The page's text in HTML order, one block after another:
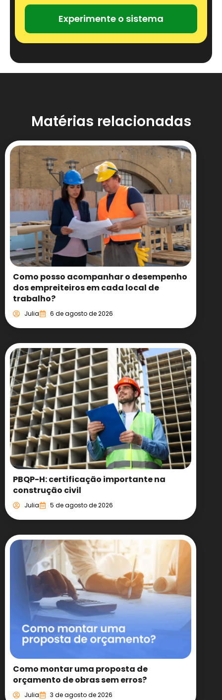
Experimente o sistema
Matérias relacionadas
Como posso acompanhar o desempenho
dos empreiteiros em cada local de
trabalho?
Julia 6 de agosto de 2026
PBQP-H: certificação importante na
construção civil
Julia 5 de agosto de 2026
Como montar uma proposta de
orçamento de obras sem erros?
Julia 3 de agosto de 2026